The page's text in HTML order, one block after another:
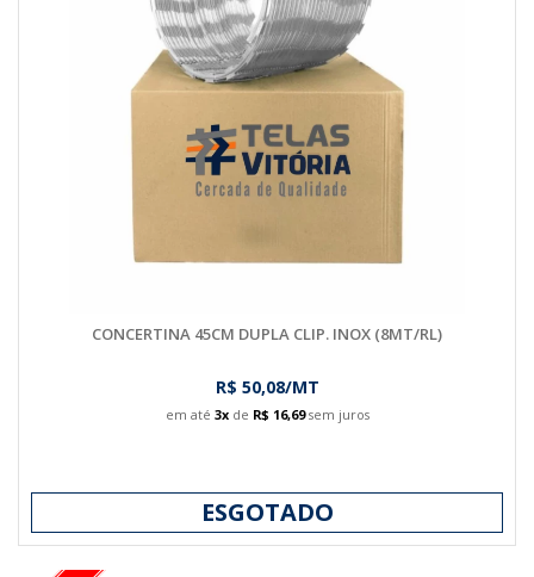
CONCERTINA 45CM DUPLA CLIP. INOX (8MT/RL)
R$ 50,08/MT
em até 3xde R$ 16,69sem juros
ESGOTADO